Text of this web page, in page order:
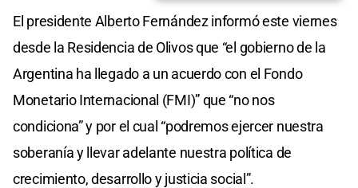
El presidente Alberto Fernández informó este viernes
desde la Residencia de Olivos que “el gobierno de la
Argentina ha llegado a un acuerdo con el Fondo
Monetario Internacional (FMI)” que “no nos
condiciona” y por el cual “podremos ejercer nuestra
soberanía y llevar adelante nuestra política de
crecimiento, desarrollo y justicia social”.